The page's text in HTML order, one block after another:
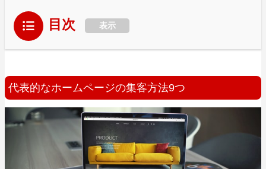
目次 表示
代表的なホームページの集客方法9つ